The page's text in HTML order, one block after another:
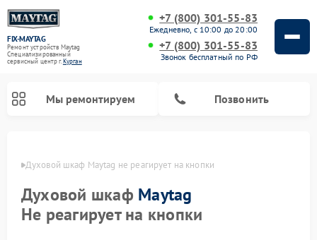
FIX-MAYTAG
Ремонт устройств Maytag
Специализированный
cервисный центр г.Курган
+7 (800) 301-55-83
Ежедневно, с 10:00 до 20:00
+7 (800) 301-55-83
Звонок бесплатный по РФ
Мы ремонтируем Позвонить
Духовой шкаф Maytag не реагирует на кнопки
Духовой шкаф Maytag
Не реагирует на кнопки